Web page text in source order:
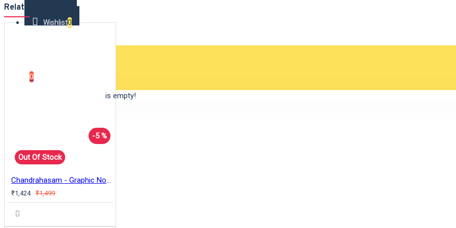
Wishlist0
0
Your shopping cart is empty!
Related Products
-5 %
Out Of Stock
Chandrahasam - Graphic Novel - English
₹1,424 ₹1,499